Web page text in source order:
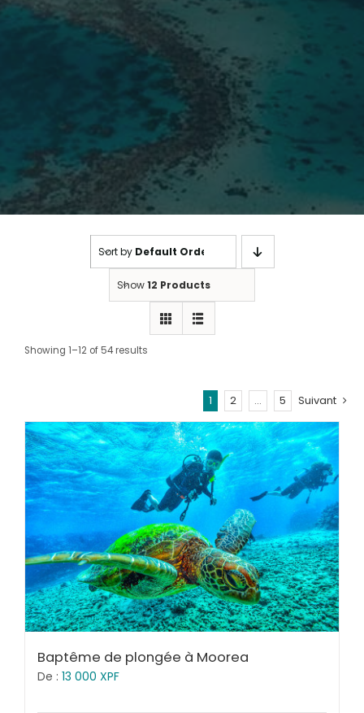
Sort by Default Order
Show12 Products
Showing 1–12 of 54 results
1 2 … 5 Suivant
Baptême de plongée à Moorea
De : 13 000 XPF